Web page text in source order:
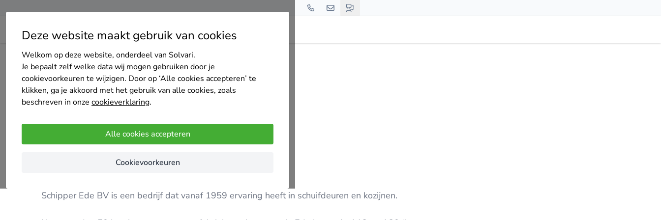
Deze website maakt gebruik van cookies
Welkom op deze website, onderdeel van Solvari.
Je bepaalt zelf welke data wij mogen gebruiken door je
cookievoorkeuren te wijzigen. Door op ‘Alle cookies accepteren’ te
klikken, ga je akkoord met het gebruik van alle cookies, zoals
beschreven in onze cookieverklaring.
Alle cookies accepteren
Cookievoorkeuren
Home Schuifpui Gelderland Ede Schipper Ede B.V,
Schipper Ede B.V,
15 keer gekozen
(5 reviews)
Schipper Ede BV is een bedrijf dat vanaf 1959 ervaring heeft in schuifdeuren en kozijnen.